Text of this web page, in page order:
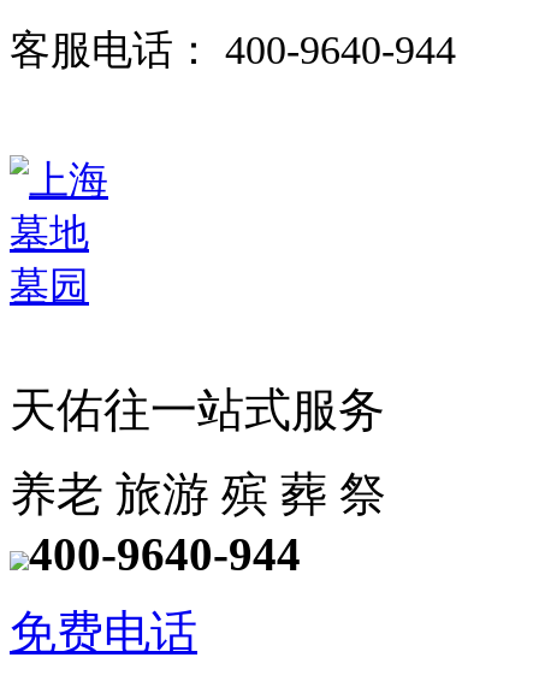
客服电话： 400-9640-944
天佑往一站式服务
养老 旅游 殡 葬 祭
400-9640-944
免费电话